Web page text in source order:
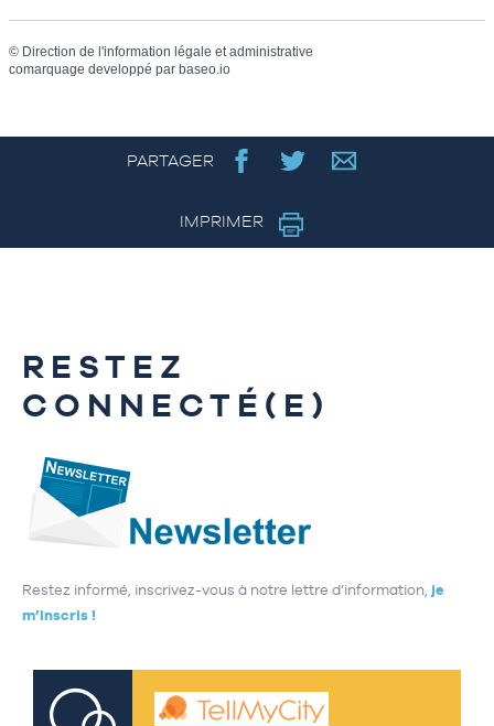
© Direction de l'information légale et administrative
comarquage developpé par baseo.io
PARTAGER
IMPRIMER
RESTEZ
CONNECTÉ(E)
Restez informé, inscrivez-vous à notre lettre d’information, je
m’inscris !